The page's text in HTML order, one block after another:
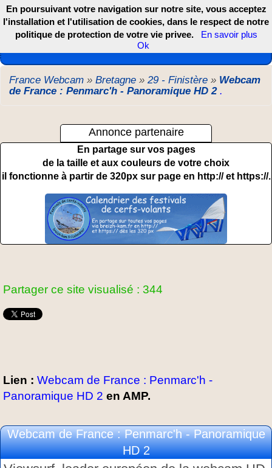
Les webcams de France, DOM TOM et COM
France Webcam » Bretagne » 29 - Finistère » Webcam
de France : Penmarc'h - Panoramique HD 2 .
Annonce partenaire
En partage sur vos pages
de la taille et aux couleurs de votre choix
il fonctionne à partir de 320px sur page en http:// et https://.
Partager ce site visualisé : 344
Lien : Webcam de France : Penmarc'h -
Panoramique HD 2 en AMP.
Webcam de France : Penmarc'h - Panoramique
HD 2
En poursuivant votre navigation sur notre site, vous acceptez
l'installation et l'utilisation de cookies, dans le respect de notre
politique de protection de votre vie privee.
En savoir plus
Ok